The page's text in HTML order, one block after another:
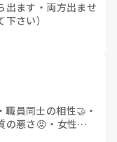
出ます ・両方出ませ
さい）
・職員同士の相性🤝 ・
の悪さ😡 ・ 女性職